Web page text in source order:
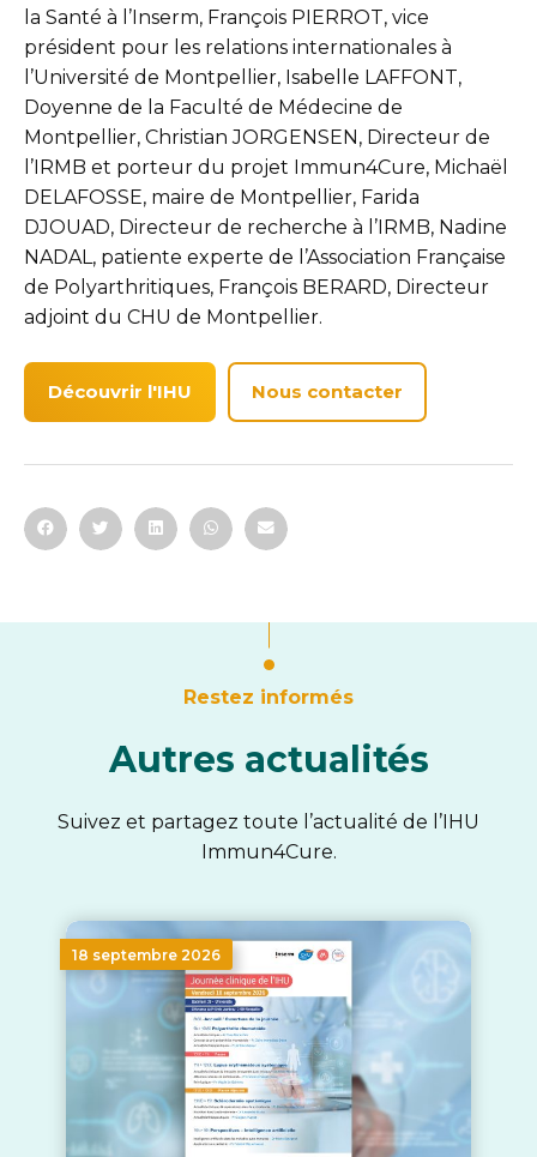
la Santé à l’Inserm, François PIERROT, vice
président pour les relations internationales à
l’Université de Montpellier, Isabelle LAFFONT,
Doyenne de la Faculté de Médecine de
Montpellier, Christian JORGENSEN, Directeur de
l’IRMB et porteur du projet Immun4Cure, Michaël
DELAFOSSE, maire de Montpellier, Farida
DJOUAD, Directeur de recherche à l’IRMB, Nadine
NADAL, patiente experte de l’Association Française
de Polyarthritiques, François BERARD, Directeur
adjoint du CHU de Montpellier.
Découvrir l'IHU Nous contacter
Restez informés
Autres actualités
Suivez et partagez toute l’actualité de l’IHU
Immun4Cure.
18 septembre 2026